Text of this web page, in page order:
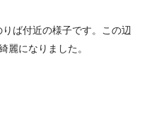
ば付近の様子です。この辺
麗になりました。